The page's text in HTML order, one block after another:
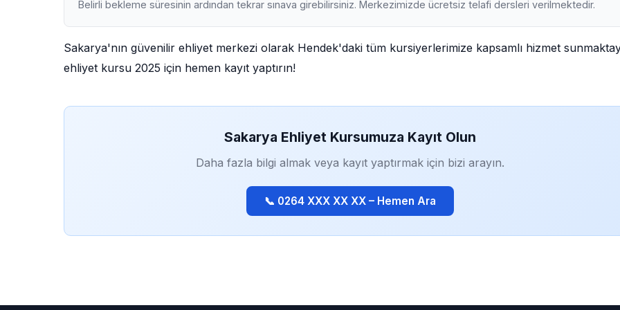
Belirli bekleme süresinin ardından tekrar sınava girebilirsiniz. Merkezimizde ücretsiz telafi dersleri verilmektedir.
Sakarya'nın güvenilir ehliyet merkezi olarak Hendek'daki tüm kursiyerlerimize kapsamlı hizmet
ehliyet kursu 2025 için hemen kayıt yaptırın!
Sakarya Ehliyet Kursumuza Kayıt Olun
Daha fazla bilgi almak veya kayıt yaptırmak için bizi arayın.
📞 0264 XXX XX XX – Hemen Ara